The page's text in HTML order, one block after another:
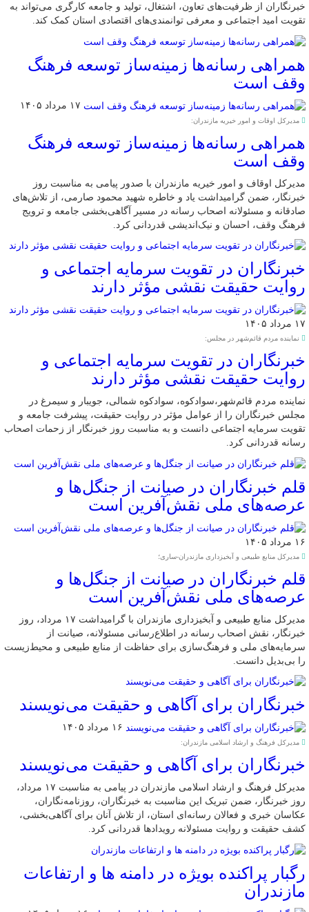
خبرنگاران از ظرفیت‌های تعاون، اشتغال، تولید و جامعه کارگری می‌تواند به
تقویت امید اجتماعی و معرفی توانمندی‌های اقتصادی استان کمک کند.
همراهی رسانه‌ها زمینه‌ساز توسعه فرهنگ
وقف است
۱۷ مرداد ۱۴۰۵
مدیرکل اوقات و امور خیریه مازندران:
همراهی رسانه‌ها زمینه‌ساز توسعه فرهنگ
وقف است
مدیرکل اوقاف و امور خیریه مازندران با صدور پیامی به مناسبت روز
خبرنگار، ضمن گرامیداشت یاد و خاطره شهید محمود صارمی، از تلاش‌های
صادقانه و مسئولانه اصحاب رسانه در مسیر آگاهی‌بخشی جامعه و ترویج
فرهنگ وقف، احسان و نیک‌اندیشی قدردانی کرد.
خبرنگاران در تقویت سرمایه اجتماعی و
روایت حقیقت نقشی مؤثر دارند
۱۷ مرداد ۱۴۰۵
نماینده مردم قائم‌شهر در مجلس:
خبرنگاران در تقویت سرمایه اجتماعی و
روایت حقیقت نقشی مؤثر دارند
نماینده مردم قائم‌شهر،سوادکوه، سوادکوه شمالی، جویبار و سیمرغ در
مجلس خبرنگاران را از عوامل مؤثر در روایت حقیقت، پیشرفت جامعه و
تقویت سرمایه اجتماعی دانست و به مناسبت روز خبرنگار از زحمات اصحاب
رسانه قدردانی کرد.
قلم خبرنگاران در صیانت از جنگل‌ها و
عرصه‌های ملی نقش‌آفرین است
۱۶ مرداد ۱۴۰۵
مدیرکل منابع طبیعی و آبخیزداری مازندران-ساری؛
قلم خبرنگاران در صیانت از جنگل‌ها و
عرصه‌های ملی نقش‌آفرین است
مدیرکل منابع طبیعی و آبخیزداری مازندران با گرامیداشت ۱۷ مرداد، روز
خبرنگار، نقش اصحاب رسانه در اطلاع‌رسانی مسئولانه، صیانت از
سرمایه‌های ملی و فرهنگ‌سازی برای حفاظت از منابع طبیعی و محیط‌زیست
را بی‌بدیل دانست.
خبرنگاران برای آگاهی و حقیقت می‌نویسند
۱۶ مرداد ۱۴۰۵
مدیرکل فرهنگ و ارشاد اسلامی مازندران:
خبرنگاران برای آگاهی و حقیقت می‌نویسند
مدیرکل فرهنگ و ارشاد اسلامی مازندران در پیامی به مناسبت ۱۷ مرداد،
روز خبرنگار، ضمن تبریک این مناسبت به خبرنگاران، روزنامه‌نگاران،
عکاسان خبری و فعالان رسانه‌ای استان، از تلاش آنان برای آگاهی‌بخشی،
کشف حقیقت و روایت مسئولانه رویدادها قدردانی کرد.
رگبار پراکنده بویژه در دامنه ها و ارتفاعات
مازندران